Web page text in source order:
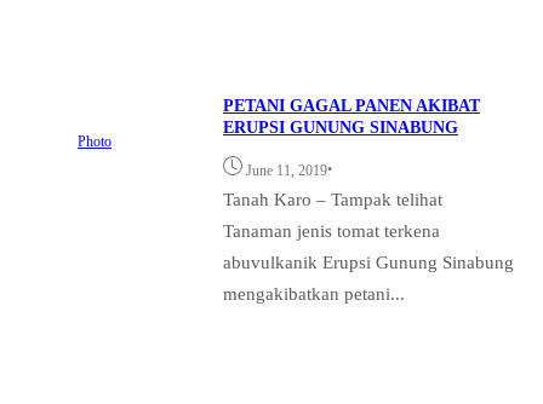
Photo
PETANI GAGAL PANEN AKIBAT
ERUPSI GUNUNG SINABUNG
June 11, 2019•
Tanah Karo – Tampak telihat
Tanaman jenis tomat terkena
abuvulkanik Erupsi Gunung Sinabung
mengakibatkan petani...